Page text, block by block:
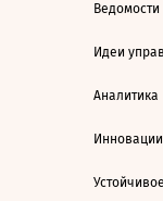
Ведомости
Идеи
Аналитика